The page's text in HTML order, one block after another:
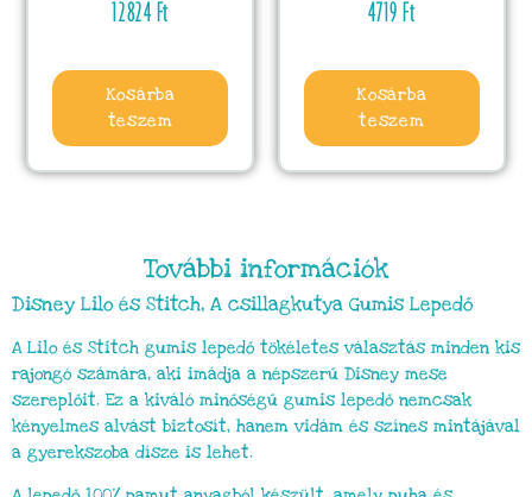
12824Ft
Kosárba
teszem
4719Ft
Kosárba
teszem
További információk
Disney Lilo és Stitch, A csillagkutya Gumis Lepedő
A Lilo és Stitch gumis lepedő tökéletes választás minden kis
rajongó számára, aki imádja a népszerű Disney mese
szereplőit. Ez a kiváló minőségű gumis lepedő nemcsak
kényelmes alvást biztosít, hanem vidám és színes mintájával
a gyerekszoba dísze is lehet.